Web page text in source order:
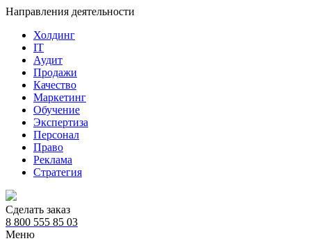
Направления деятельности
Холдинг
IT
Аудит
Продажи
Качество
Маркетинг
Обучение
Экспертиза
Персонал
Право
Реклама
Стратегия
Сделать заказ
8 800 555 85 03
Меню